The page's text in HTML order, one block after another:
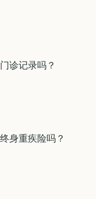
诊记录吗？
身重疾险吗？